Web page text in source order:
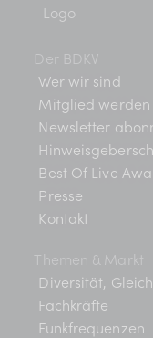
Der BDKV
Wer wir sind
Mitglied werden
Newsletter
Best Of Live
Presse
Kontakt
Themen & Markt
Diversität,
Fachkräfte
Funkfrequenzen